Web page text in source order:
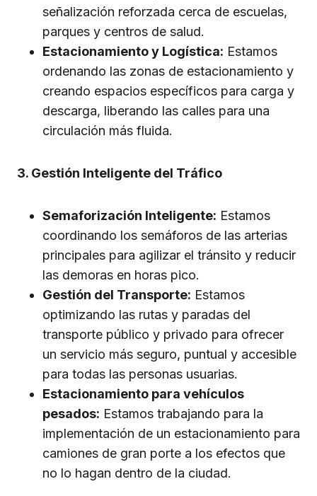
señalización reforzada cerca de escuelas,
parques y centros de salud.
Estacionamiento y Logística: Estamos
ordenando las zonas de estacionamiento y
creando espacios específicos para carga y
descarga, liberando las calles para una
circulación más fluida.
3. Gestión Inteligente del Tráfico
Semaforización Inteligente: Estamos
coordinando los semáforos de las arterias
principales para agilizar el tránsito y reducir
las demoras en horas pico.
Gestión del Transporte: Estamos
optimizando las rutas y paradas del
transporte público y privado para ofrecer
un servicio más seguro, puntual y accesible
para todas las personas usuarias.
Estacionamiento para vehículos
pesados: Estamos trabajando para la
implementación de un estacionamiento para
camiones de gran porte a los efectos que
no lo hagan dentro de la ciudad.